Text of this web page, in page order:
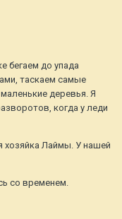
бегаем до упада
таскаем самые
деревья. Я
когда у леди
хозяйка Лаймы. У нашей
со временем.